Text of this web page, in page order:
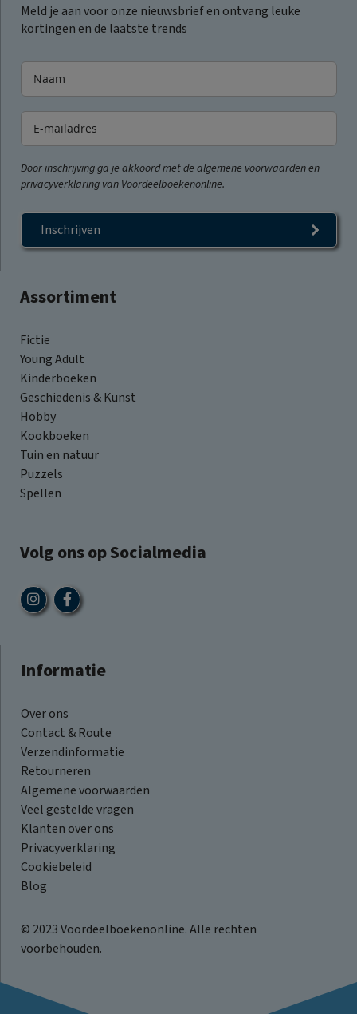
Assortiment
Fictie
Young Adult
Kinderboeken
Geschiedenis & Kunst
Hobby
Kookboeken
Tuin en natuur
Puzzels
Spellen
Volg ons op Socialmedia
Informatie
Over ons
Contact & Route
Verzendinformatie
Retourneren
Algemene voorwaarden
Veel gestelde vragen
Klanten over ons
Privacyverklaring
Cookiebeleid
Blog
© 2023 Voordeelboekenonline. Alle rechten
voorbehouden.
Meld je aan voor onze nieuwsbrief en ontvang leuke
kortingen en de laatste trends
Door inschrijving ga je akkoord met de algemene voorwaarden en
privacyverklaring van Voordeelboekenonline.
Inschrijven